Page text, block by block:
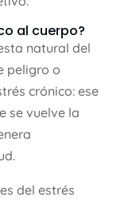
al cuerpo?
natural del
peligro o
crónico: ese
se vuelve la
del estrés